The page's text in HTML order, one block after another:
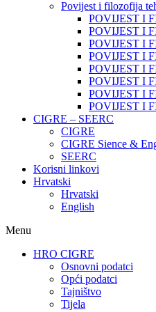
Povijest i filozofija
POVIJEST I
POVIJEST I
POVIJEST I
POVIJEST I
POVIJEST I
POVIJEST I
POVIJEST I
POVIJEST I
CIGRE – SEERC
CIGRE
CIGRE Sience &
SEERC
Korisni linkovi
Hrvatski
Hrvatski
English
Menu
HRO CIGRE
Osnovni podatci​
Opći podatci
Tajništvo
Tijela